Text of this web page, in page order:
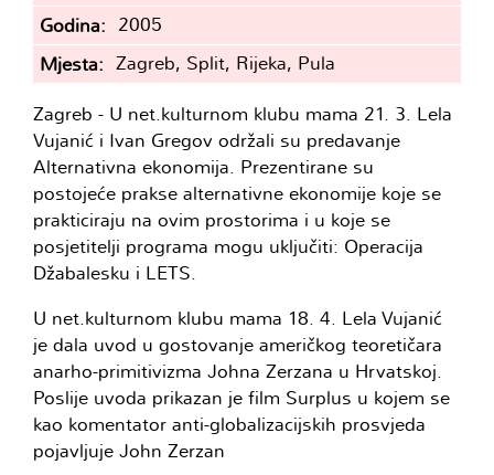
Godina
2005
Mjesta
Zagreb, Split, Rijeka, Pula
Zagreb - U net.kulturnom klubu mama 21. 3. Lela
Vujanić i Ivan Gregov održali su predavanje
Alternativna ekonomija. Prezentirane su
postojeće prakse alternativne ekonomije koje se
prakticiraju na ovim prostorima i u koje se
posjetitelji programa mogu uključiti: Operacija
Džabalesku i LETS.
U net.kulturnom klubu mama 18. 4. Lela Vujanić
je dala uvod u gostovanje američkog teoretičara
anarho-primitivizma Johna Zerzana u Hrvatskoj.
Poslije uvoda prikazan je film Surplus u kojem se
kao komentator anti-globalizacijskih prosvjeda
pojavljuje John Zerzan